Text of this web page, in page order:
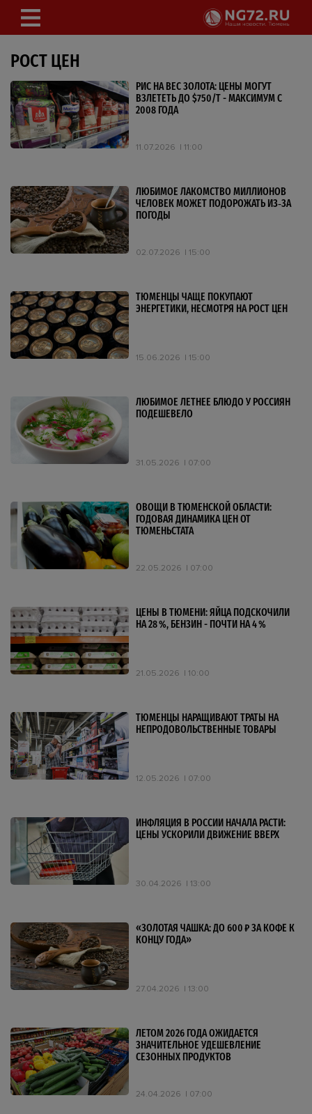
РОСТ ЦЕН
РИС НА ВЕС ЗОЛОТА: ЦЕНЫ МОГУТ
ВЗЛЕТЕТЬ ДО $750/Т - МАКСИМУМ С
2008 ГОДА
11.07.2026 11:00
ЛЮБИМОЕ ЛАКОМСТВО МИЛЛИОНОВ
ЧЕЛОВЕК МОЖЕТ ПОДОРОЖАТЬ ИЗ‑ЗА
ПОГОДЫ
02.07.2026 15:00
ТЮМЕНЦЫ ЧАЩЕ ПОКУПАЮТ
ЭНЕРГЕТИКИ, НЕСМОТРЯ НА РОСТ ЦЕН
15.06.2026 15:00
ЛЮБИМОЕ ЛЕТНЕЕ БЛЮДО У РОССИЯН
ПОДЕШЕВЕЛО
31.05.2026 07:00
ОВОЩИ В ТЮМЕНСКОЙ ОБЛАСТИ:
ГОДОВАЯ ДИНАМИКА ЦЕН ОТ
ТЮМЕНЬСТАТА
22.05.2026 07:00
ЦЕНЫ В ТЮМЕНИ: ЯЙЦА ПОДСКОЧИЛИ
НА 28 %, БЕНЗИН - ПОЧТИ НА 4 %
21.05.2026 10:00
ТЮМЕНЦЫ НАРАЩИВАЮТ ТРАТЫ НА
НЕПРОДОВОЛЬСТВЕННЫЕ ТОВАРЫ
12.05.2026 07:00
ИНФЛЯЦИЯ В РОССИИ НАЧАЛА РАСТИ:
ЦЕНЫ УСКОРИЛИ ДВИЖЕНИЕ ВВЕРХ
30.04.2026 13:00
«ЗОЛОТАЯ ЧАШКА: ДО 600 ₽ ЗА КОФЕ К
КОНЦУ ГОДА»
27.04.2026 13:00
ЛЕТОМ 2026 ГОДА ОЖИДАЕТСЯ
ЗНАЧИТЕЛЬНОЕ УДЕШЕВЛЕНИЕ
СЕЗОННЫХ ПРОДУКТОВ
24.04.2026 07:00